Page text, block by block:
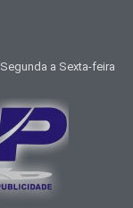
a Sexta-feira